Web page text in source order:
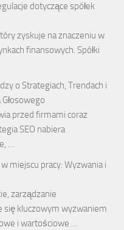
dotyczące spółek
zyskuje na znaczeniu w
finansowych. Spółki
o Strategiach, Trendach i
przed firmami coraz
SEO nabiera
…
miejscu pracy: Wyzwania i
zarządzanie
się kluczowym wyzwaniem
i wartościowe …